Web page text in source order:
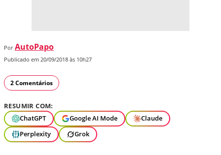
Por AutoPapo
Publicado em 20/09/2018 às 10h27
2 Comentários
RESUMIR COM:
ChatGPT
Google AI Mode
Claude
Perplexity
Grok